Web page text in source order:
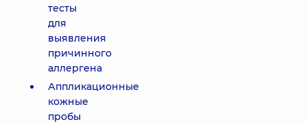
тесты
для
выявления
причинного
аллергена
Аппликационные
кожные
пробы